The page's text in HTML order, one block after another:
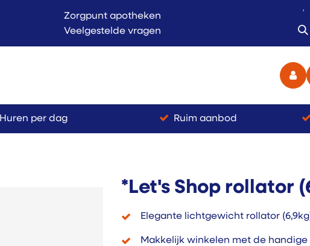
Zorgpunt apotheken
Veelgestelde vragen
Huren per dag Ruim aanbod
*Let's Shop rollator
Elegante lichtgewicht rollator
Makkelijk winkelen met de handige